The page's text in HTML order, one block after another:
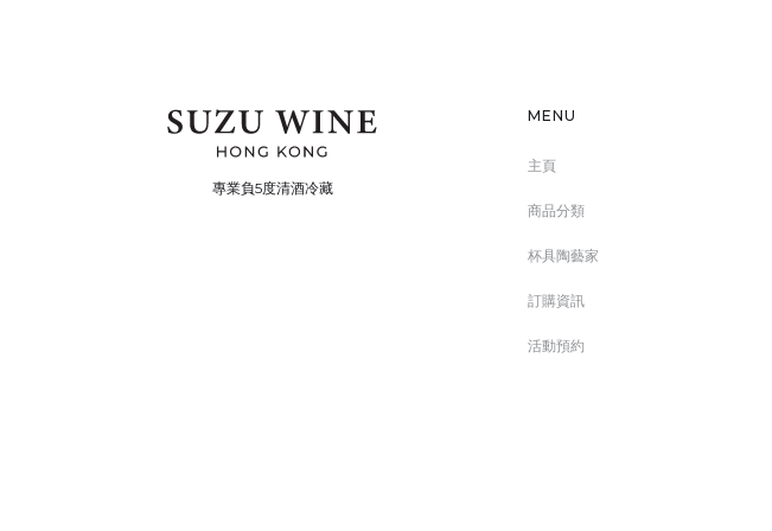
專業負5度清酒冷藏
MENU
主頁
商品分類
杯具陶藝家
訂購資訊
活動預約